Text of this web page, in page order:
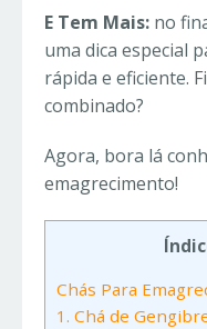
E Tem Mais: no
uma dica especial
rápida e eficiente.
combinado?
Agora, bora lá
emagrecimento!
Chás Para
1. Chá de